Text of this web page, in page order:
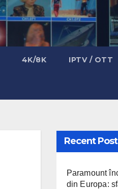
4K/8K IPTV / OTT
Recent
Paramount
din Europa: